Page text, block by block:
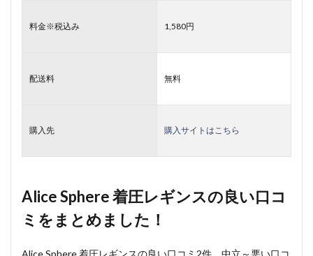
料金※税込み 1,580円
配送料 無料
購入先 購入サイトはこちら
Alice Sphere 着圧レギンスの良い口コ
ミをまとめました！
Alice Sphere 着圧レギンスの良い口コミ2件、中立～悪い口コ